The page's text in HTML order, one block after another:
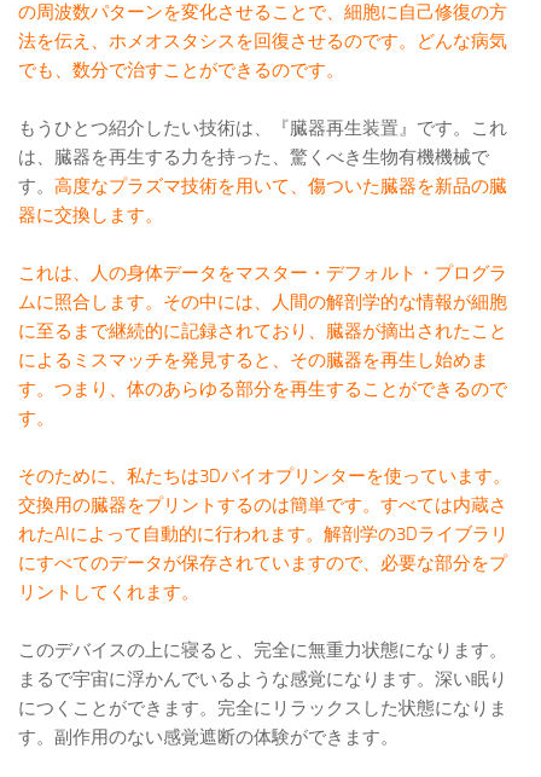
の周波数パターンを変化させることで、細胞に自己修復の方
法を伝え、ホメオスタシスを回復させるのです。どんな病気
でも、数分で治すことができるのです。
もうひとつ紹介したい技術は、『臓器再生装置』です。これ
は、臓器を再生する力を持った、驚くべき生物有機機械で
す。 高度なプラズマ技術を用いて、傷ついた臓器を新品の臓
器に交換します。
これは、人の身体データをマスター・デフォルト・プログラ
ムに照合します。その中には、人間の解剖学的な情報が細胞
に至るまで継続的に記録されており、臓器が摘出されたこと
によるミスマッチを発見すると、その臓器を再生し始めま
す。つまり、体のあらゆる部分を再生することができるので
す。
そのために、私たちは3Dバイオプリンターを使っています。
交換用の臓器をプリントするのは簡単です。すべては内蔵さ
れたAIによって自動的に行われます。解剖学の3Dライブラリ
にすべてのデータが保存されていますので、必要な部分をプ
リントしてくれます。
このデバイスの上に寝ると、完全に無重力状態になります。
まるで宇宙に浮かんでいるような感覚になります。深い眠り
につくことができます。完全にリラックスした状態になりま
す。副作用のない感覚遮断の体験ができます。